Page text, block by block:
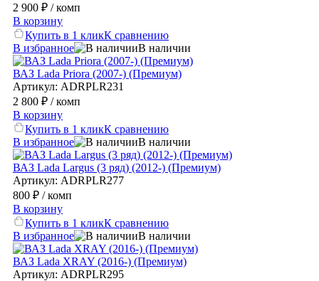
2 900 ₽ / комп
В корзину
Купить в 1 кликК сравнению
В избранное
В наличии
ВАЗ Lada Priora (2007-) (Премиум)
Артикул: ADRPLR231
2 800 ₽ / комп
В корзину
Купить в 1 кликК сравнению
В избранное
В наличии
ВАЗ Lada Largus (3 ряд) (2012-) (Премиум)
Артикул: ADRPLR277
800 ₽ / комп
В корзину
Купить в 1 кликК сравнению
В избранное
В наличии
ВАЗ Lada XRAY (2016-) (Премиум)
Артикул: ADRPLR295